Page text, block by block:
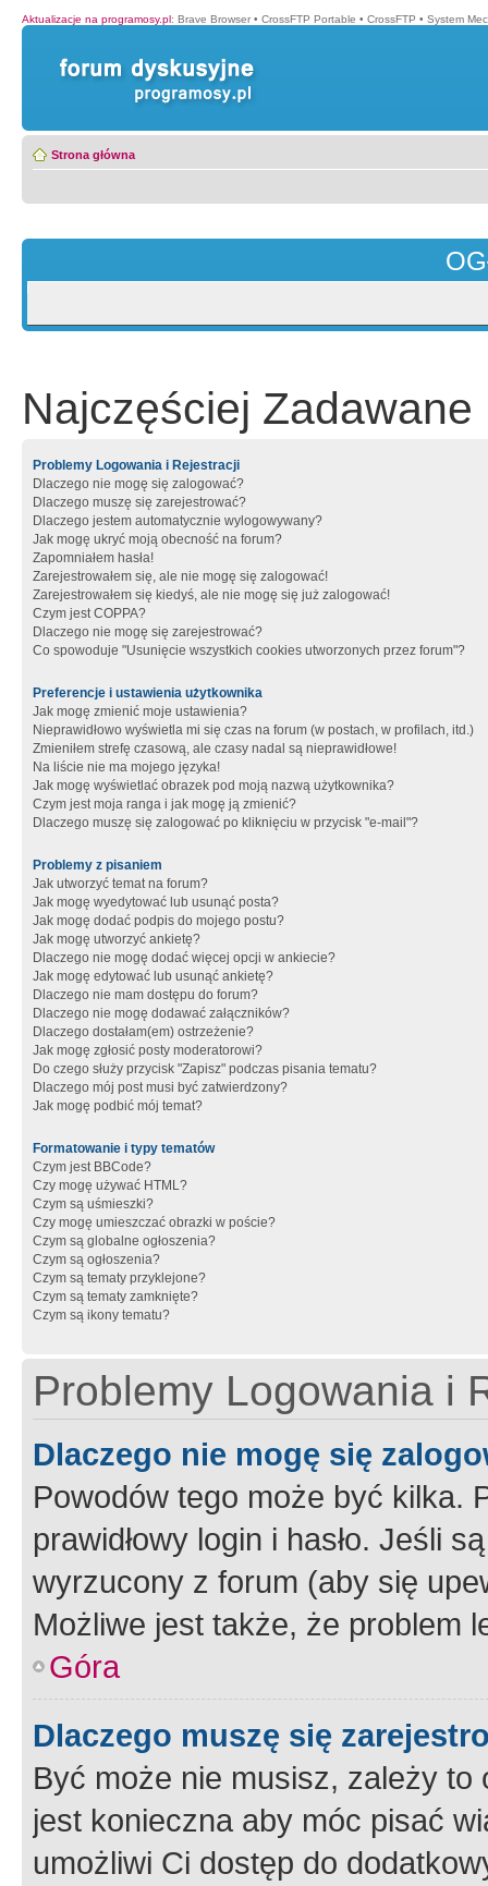
Aktualizacje na programosy.pl: Brave Browser • CrossFTP Portable • CrossFTP • System
Strona główna
Najczęściej Zadawane
Problemy Logowania i Rejestracji
Dlaczego nie mogę się zalogować?
Dlaczego muszę się zarejestrować?
Dlaczego jestem automatycznie wylogowywany?
Jak mogę ukryć moją obecność na forum?
Zapomniałem hasła!
Zarejestrowałem się, ale nie mogę się zalogować!
Zarejestrowałem się kiedyś, ale nie mogę się już zalogować!
Czym jest COPPA?
Dlaczego nie mogę się zarejestrować?
Co spowoduje "Usunięcie wszystkich cookies utworzonych przez forum"?
Preferencje i ustawienia użytkownika
Jak mogę zmienić moje ustawienia?
Nieprawidłowo wyświetla mi się czas na forum (w postach, w profilach, itd.)
Zmieniłem strefę czasową, ale czasy nadal są nieprawidłowe!
Na liście nie ma mojego języka!
Jak mogę wyświetlać obrazek pod moją nazwą użytkownika?
Czym jest moja ranga i jak mogę ją zmienić?
Dlaczego muszę się zalogować po kliknięciu w przycisk "e-mail"?
Problemy z pisaniem
Jak utworzyć temat na forum?
Jak mogę wyedytować lub usunąć posta?
Jak mogę dodać podpis do mojego postu?
Jak mogę utworzyć ankietę?
Dlaczego nie mogę dodać więcej opcji w ankiecie?
Jak mogę edytować lub usunąć ankietę?
Dlaczego nie mam dostępu do forum?
Dlaczego nie mogę dodawać załączników?
Dlaczego dostałam(em) ostrzeżenie?
Jak mogę zgłosić posty moderatorowi?
Do czego służy przycisk "Zapisz" podczas pisania tematu?
Dlaczego mój post musi być zatwierdzony?
Jak mogę podbić mój temat?
Formatowanie i typy tematów
Czym jest BBCode?
Czy mogę używać HTML?
Czym są uśmieszki?
Czy mogę umieszczać obrazki w poście?
Czym są globalne ogłoszenia?
Czym są ogłoszenia?
Czym są tematy przyklejone?
Czym są tematy zamknięte?
Czym są ikony tematu?
Problemy Logowania i
Dlaczego nie mogę się
Powodów tego może być kilka.
prawidłowy login i hasło. Jeśli
wyrzucony z forum (aby się
Możliwe jest także, że problem
Góra
Dlaczego muszę się
Być może nie musisz, zależy
jest konieczna aby móc pisać
umożliwi Ci dostęp do